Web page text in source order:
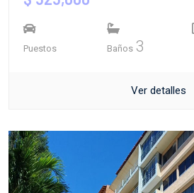
Puestos Baños 3
Ver detalles